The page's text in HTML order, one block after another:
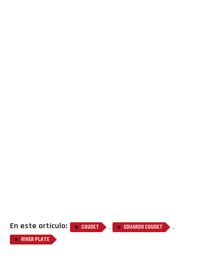
En este artículo: COUDET , EDUARDO COUDET ,
RIVER PLATE